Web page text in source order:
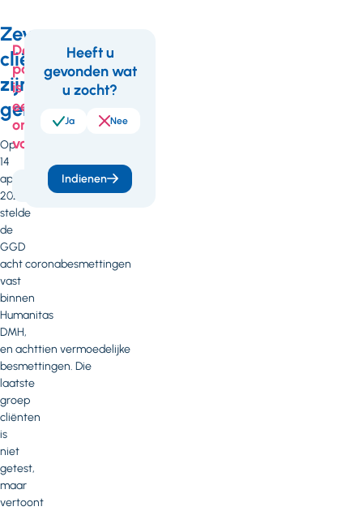
Zeven
cliënten
zijn
genezen
Op
14
april
2020
stelde
de
GGD
acht coronabesmettingen
vast
binnen
Humanitas
DMH,
en achttien vermoedelijke
besmettingen. Die
laatste
groep
cliënten
is
niet
getest,
maar
vertoont
Deze
pagina
is
een
onderdeel
van
Corona
Feedback
Heeft u
gevonden wat
u zocht?
Ja Nee
Indienen